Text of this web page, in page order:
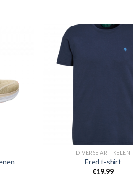
DIVERSE ARTIKELEN
Fred t-shirt
€19.99